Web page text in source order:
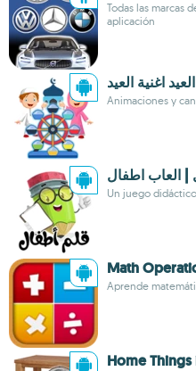
Todas las marcas
aplicación
اغنية العيد
Animaciones y
| العاب اطفال
Un juego
Math
Aprende
Home Things